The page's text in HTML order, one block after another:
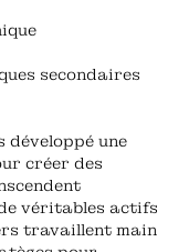
secondaires
développé une
créer des
véritables actifs
travaillent main